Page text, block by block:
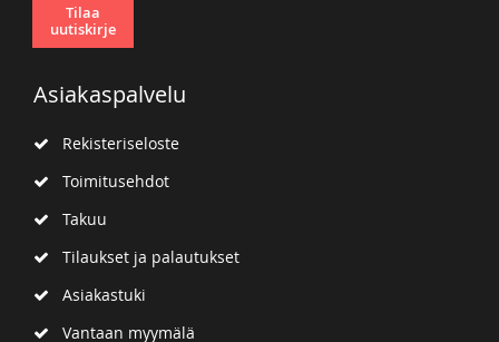
Tilaa
uutiskirje
Asiakaspalvelu
Rekisteriseloste
Toimitusehdot
Takuu
Tilaukset ja palautukset
Asiakastuki
Vantaan myymälä